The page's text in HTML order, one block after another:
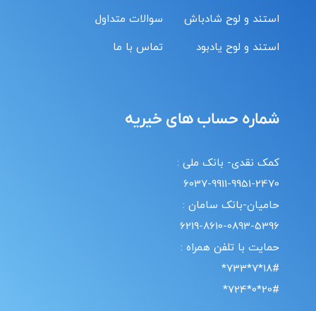
استند و لوح شادباش
استند و لوح یادبود
سوالات متداول
تماس با ما
شماره حساب های خیریه
کمک نقدی- بانک ملی :
6037-9911-9951-2470
حامیان-بانک سامان :
6219-8610-0893-5396
حمایت با تلفن همراه :
18#*7*733*
20#*0*724*